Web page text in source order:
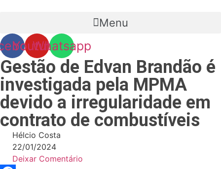
Menu
Youtube
Whatsapp
Gestão de Edvan Brandão é
investigada pela MPMA
devido a irregularidade em
contrato de combustíveis
Hélcio Costa
22/01/2024
Deixar Comentário